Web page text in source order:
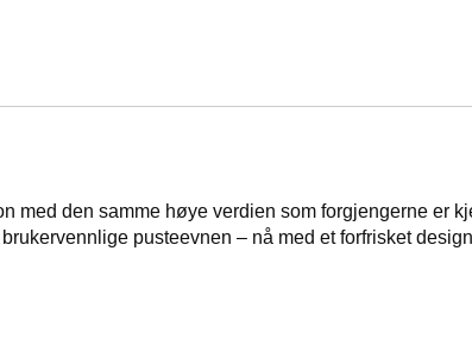
med den samme høye verdien som forgjengerne er
pusteevnen – nå med et forfrisket